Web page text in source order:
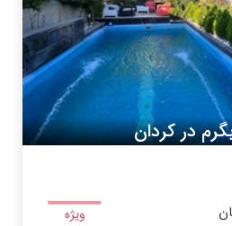
در کردان
ویژه